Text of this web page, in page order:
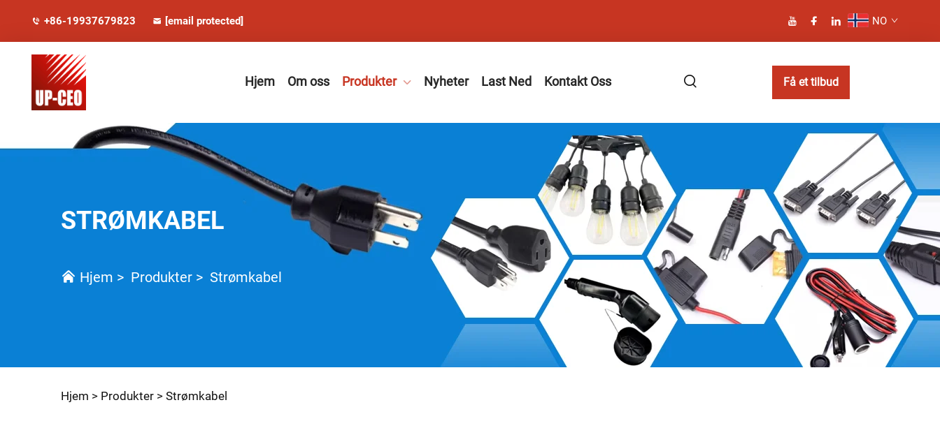
+86-19937679823 [email protected] NO
Hjem Om oss Produkter Nyheter Last Ned Kontakt Oss Få et tilbud
STRØMKABEL
Hjem > Produkter > Strømkabel
Hjem > Produkter > Strømkabel